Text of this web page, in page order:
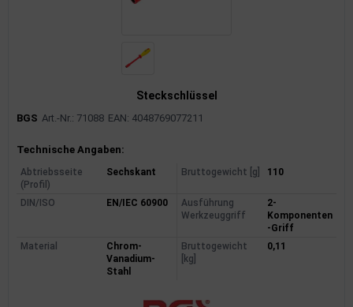
Steckschlüssel
BGS Art.-Nr.: 71088 EAN: 4048769077211
Produktinformationen
Technische Angaben:
Abtriebsseite
(Profil)
Sechskant Bruttogewicht [g] 110
DIN/ISO EN/IEC 60900
Ausführung
Werkzeuggriff
2-
Komponenten
-Griff
Material
Chrom-
Vanadium-
Stahl
Bruttogewicht
[kg]
0,11